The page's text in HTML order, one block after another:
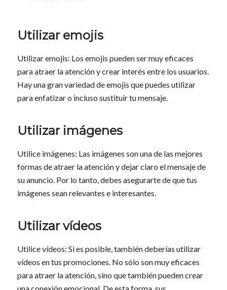
Utilizar emojis
Utilizar emojis: Los emojis pueden ser muy eficaces
para atraer la atención y crear interés entre los usuarios.
Hay una gran variedad de emojis que puedes utilizar
para enfatizar o incluso sustituir tu mensaje.
Utilizar imágenes
Utilice imágenes: Las imágenes son una de las mejores
formas de atraer la atención y dejar claro el mensaje de
su anuncio. Por lo tanto, debes asegurarte de que tus
imágenes sean relevantes e interesantes.
Utilizar vídeos
Utilice vídeos: Si es posible, también deberías utilizar
vídeos en tus promociones. No sólo son muy eficaces
para atraer la atención, sino que también pueden crear